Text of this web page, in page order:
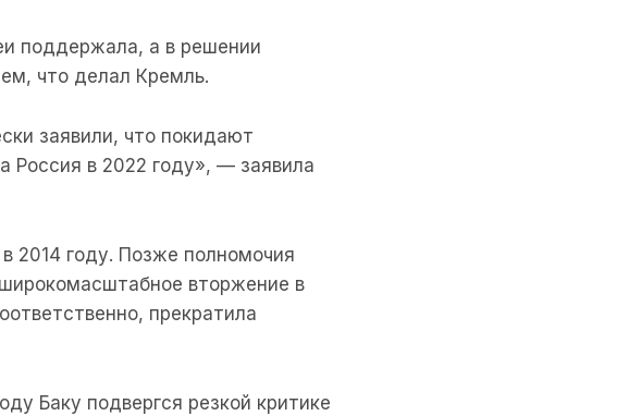
поддержала, а в решении
что делал Кремль.
заявили, что покидают
Россия в 2022 году», — заявила
2014 году. Позже полномочия
вторжение в
прекратила
Баку подвергся резкой критике